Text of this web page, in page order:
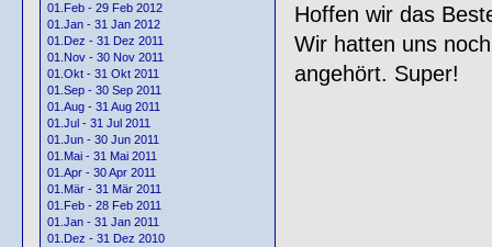
01.Feb - 29 Feb 2012
01.Jan - 31 Jan 2012
01.Dez - 31 Dez 2011
01.Nov - 30 Nov 2011
01.Okt - 31 Okt 2011
01.Sep - 30 Sep 2011
01.Aug - 31 Aug 2011
01.Jul - 31 Jul 2011
01.Jun - 30 Jun 2011
01.Mai - 31 Mai 2011
01.Apr - 30 Apr 2011
01.Mär - 31 Mär 2011
01.Feb - 28 Feb 2011
01.Jan - 31 Jan 2011
01.Dez - 31 Dez 2010
Hoffen wir das
Wir hatten uns
angehört. Super!